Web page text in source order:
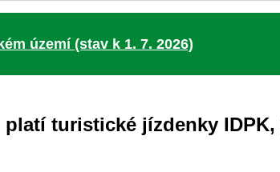
území (stav k 1. 7. 2026)
turistické jízdenky